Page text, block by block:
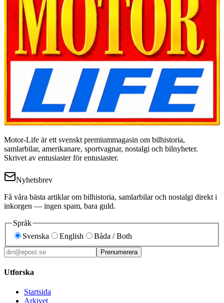
Motor-Life är ett svenskt premiummagasin om bilhistoria,
samlarbilar, amerikanare, sportvagnar, nostalgi och bilnyheter.
Skrivet av entusiaster för entusiaster.
Nyhetsbrev
Få våra bästa artiklar om bilhistoria, samlarbilar och nostalgi direkt i
inkorgen — ingen spam, bara guld.
Språk
Svenska
English Båda / Both
Prenumerera
Utforska
Startsida
Arkivet